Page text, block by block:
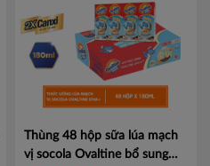
Thùng 48 hộp sữa lúa mạch
vị socola Ovaltine bổ sung